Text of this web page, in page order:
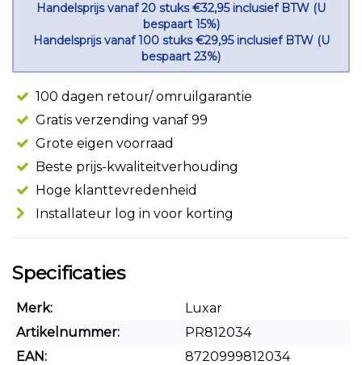
Handelsprijs vanaf 20 stuks €32,95 inclusief BTW (U
bespaart 15%)
Handelsprijs vanaf 100 stuks €29,95 inclusief BTW (U
bespaart 23%)
100 dagen retour/ omruilgarantie
Gratis verzending vanaf 99
Grote eigen voorraad
Beste prijs-kwaliteitverhouding
Hoge klanttevredenheid
Installateur log in voor korting
Specificaties
Merk:
Luxar
Artikelnummer:
PR812034
EAN:
8720999812034